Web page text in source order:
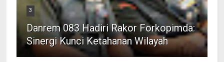
3
Danrem 083 Hadiri Rakor Forkopimda:
Sinergi Kunci Ketahanan Wilayah